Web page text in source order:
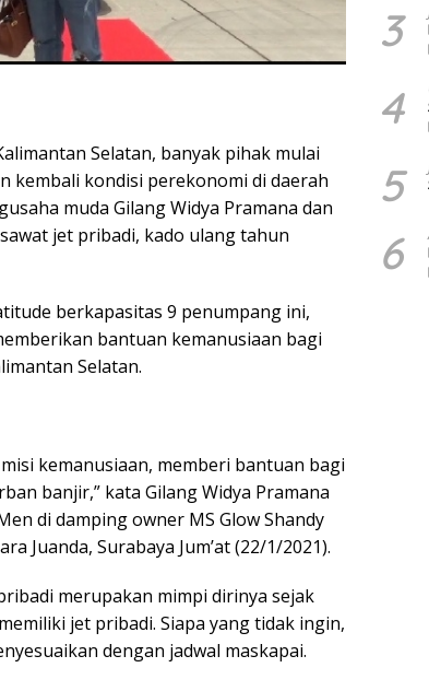
Selatan, banyak pihak mulai
kembali kondisi perekonomi di daerah
muda Gilang Widya Pramana dan
jet pribadi, kado ulang tahun
berkapasitas 9 penumpang ini,
bantuan kemanusiaan bagi
Selatan.
kemanusiaan, memberi bantuan bagi
banjir,” kata Gilang Widya Pramana
di damping owner MS Glow Shandy
Juanda, Surabaya Jum’at (22/1/2021).
merupakan mimpi dirinya sejak
jet pribadi. Siapa yang tidak ingin,
dengan jadwal maskapai.
3
4
5
6